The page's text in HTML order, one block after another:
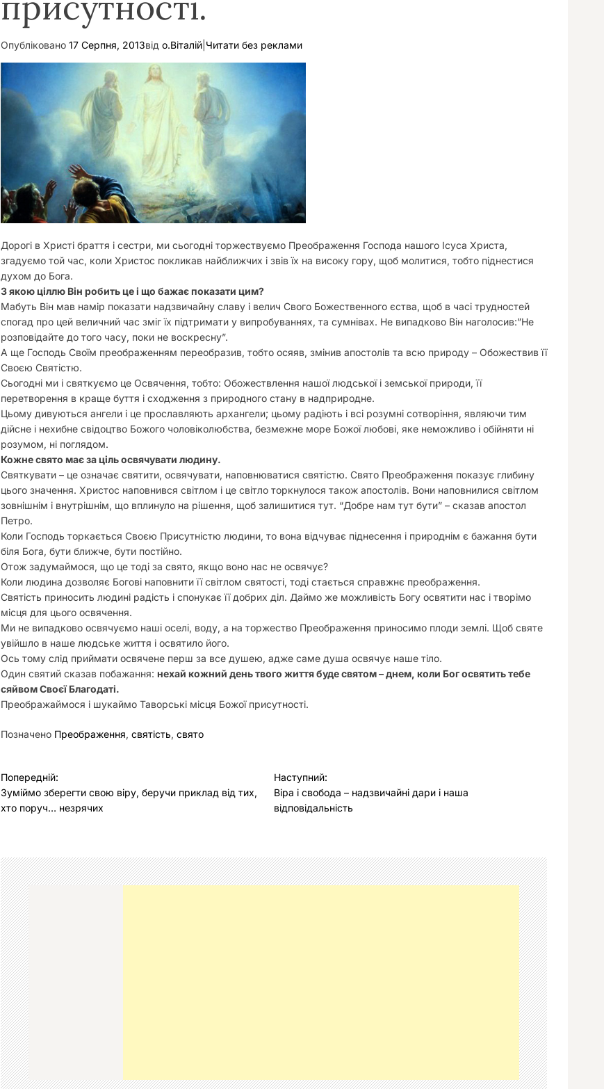
Опубліковано 17 Серпня, 2013від о.Віталій Читати без реклами
Дорогі в Христі браття і сестри, ми сьогодні торжествуємо Преображення Господа нашого Ісуса Христа,
згадуємо той час, коли Христос покликав найближчих і звів їх на високу гору, щоб молитися, тобто піднестися
духом до Бога.
З якою ціллю Він робить це і що бажає показати цим?
Мабуть Він мав намір показати надзвичайну славу і велич Свого Божественного єства, щоб в часі трудностей
спогад про цей величний час зміг їх підтримати у випробуваннях, та сумнівах. Не випадково Він наголосив:”Не
розповідайте до того часу, поки не воскресну”.
А ще Господь Своїм преображенням переобразив, тобто осяяв, змінив апостолів та всю природу – Обожествив її
Своєю Святістю.
Сьогодні ми і святкуємо це Освячення, тобто: Обожествлення нашої людської і земської природи, її
перетворення в краще буття і сходження з природного стану в надприродне.
Цьому дивуються ангели і це прославляють архангели; цьому радіють і всі розумні сотворіння, являючи тим
дійсне і нехибне свідоцтво Божого чоловіколюбства, безмежне море Божої любові, яке неможливо і обійняти ні
розумом, ні поглядом.
Кожне свято має за ціль освячувати людину.
Святкувати – це означає святити, освячувати, наповнюватися святістю. Свято Преображення показує глибину
цього значення. Христос наповнився світлом і це світло торкнулося також апостолів. Вони наповнилися світлом
зовнішнім і внутрішнім, що вплинуло на рішення, щоб залишитися тут. “Добре нам тут бути” – сказав апостол
Петро.
Коли Господь торкається Своєю Присутністю людини, то вона відчуває піднесення і природнім є бажання бути
біля Бога, бути ближче, бути постійно.
Отож задумаймося, що це тоді за свято, якщо воно нас не освячує?
Коли людина дозволяє Богові наповнити її світлом святості, тоді стається справжнє преображення.
Святість приносить людині радість і спонукає її добрих діл. Даймо же можливість Богу освятити нас і творімо
місця для цього освячення.
Ми не випадково освячуємо наші оселі, воду, а на торжество Преображення приносимо плоди землі. Щоб святе
увійшло в наше людське життя і освятило його.
Ось тому слід приймати освячене перш за все душею, адже саме душа освячує наше тіло.
Один святий сказав побажання: нехай кожний день твого життя буде святом – днем, коли Бог освятить тебе
сяйвом Своєї Благодаті.
Преображаймося і шукаймо Таворські місця Божої присутності.
Позначено Преображення, святість, свято
Н
а
г
а
ц
і
я
з
а
п
и
с
Попередній:
Зуміймо зберегти свою віру, беручи приклад від тих,
хто поруч… незрячих
Наступний:
Віра і свобода – надзвичайні дари і наша
відповідальність